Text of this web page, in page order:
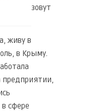
зовут
живу в
в Крыму.
предприятии,
сфере